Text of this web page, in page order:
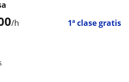
/h 1ª clase gratis